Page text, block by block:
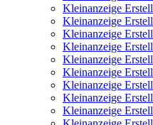
Kleinanzeige
Kleinanzeige
Kleinanzeige
Kleinanzeige
Kleinanzeige
Kleinanzeige
Kleinanzeige
Kleinanzeige
Kleinanzeige